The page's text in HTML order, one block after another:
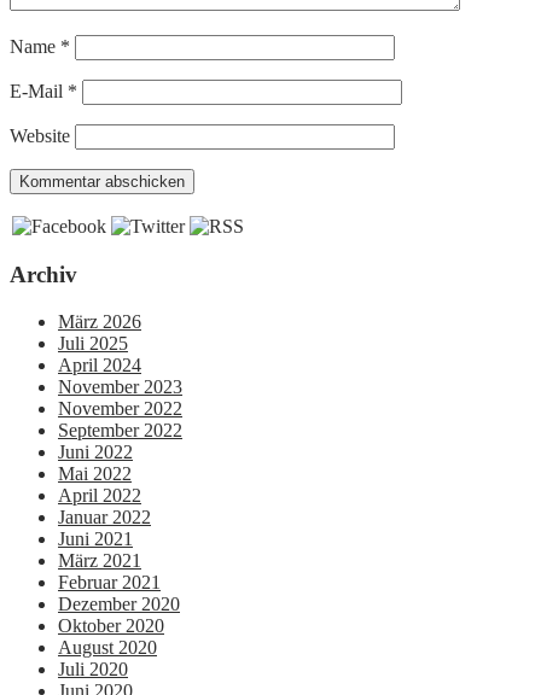
Name *
E-Mail *
Website
Archiv
März 2026
Juli 2025
April 2024
November 2023
November 2022
September 2022
Juni 2022
Mai 2022
April 2022
Januar 2022
Juni 2021
März 2021
Februar 2021
Dezember 2020
Oktober 2020
August 2020
Juli 2020
Juni 2020